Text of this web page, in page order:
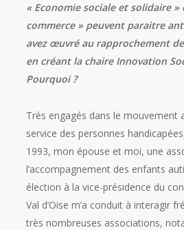
« Economie sociale et solidaire »
commerce » peuvent paraitre
avez œuvré au rapprochement
en créant la chaire Innovation
Pourquoi ?
Très engagés dans le mouvement
service des personnes
1993, mon épouse et moi, une
l’accompagnement des enfants
élection à la vice-présidence du
Val d’Oise m’a conduit à interagir
très nombreuses associations,